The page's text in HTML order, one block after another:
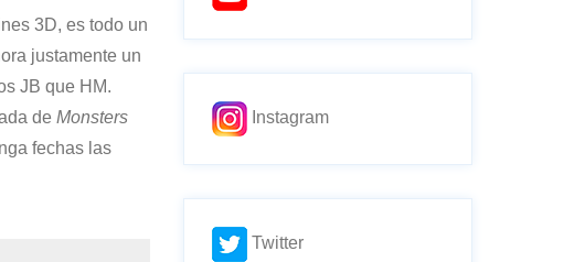
3D, es todo un
justamente un
JB que HM.
de Monsters
fechas las
Instagram
Twitter